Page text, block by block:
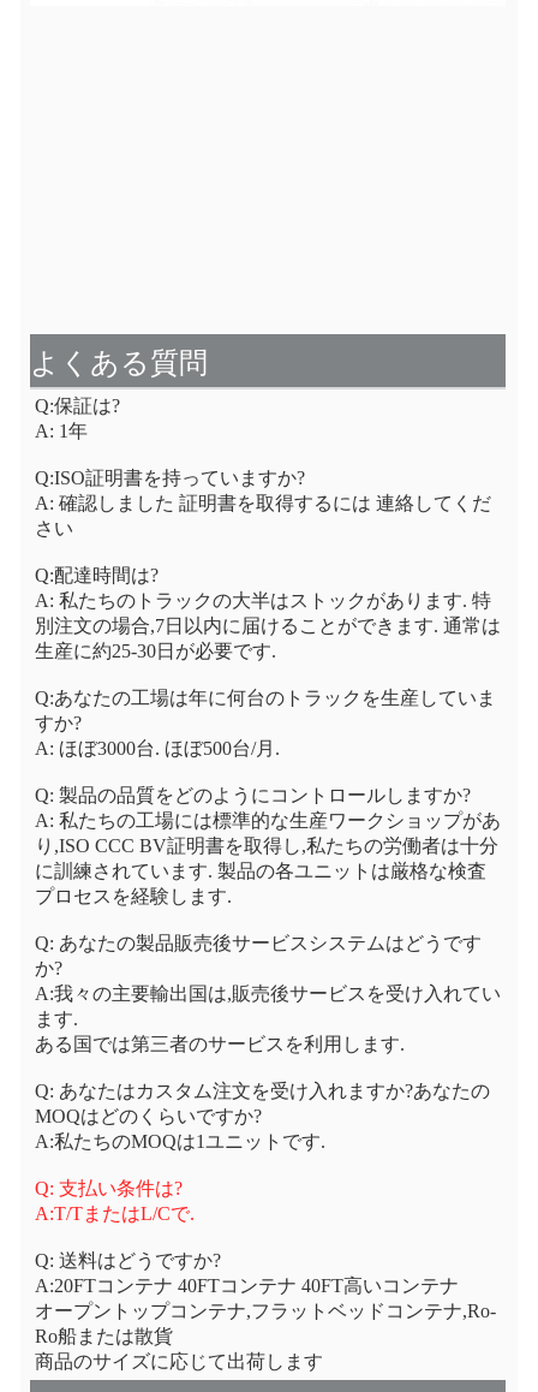
よくある質問
Q:保証は?
A: 1年
Q:ISO証明書を持っていますか?
A: 確認しました 証明書を取得するには 連絡してくだ
さい
Q:配達時間は?
A: 私たちのトラックの大半はストックがあります. 特
別注文の場合,7日以内に届けることができます. 通常は
生産に約25-30日が必要です.
Q:あなたの工場は年に何台のトラックを生産していま
すか?
A: ほぼ3000台. ほぼ500台/月.
Q: 製品の品質をどのようにコントロールしますか?
A: 私たちの工場には標準的な生産ワークショップがあ
り,ISO CCC BV証明書を取得し,私たちの労働者は十分
に訓練されています. 製品の各ユニットは厳格な検査
プロセスを経験します.
Q: あなたの製品販売後サービスシステムはどうです
か?
A:我々の主要輸出国は,販売後サービスを受け入れてい
ます.
ある国では第三者のサービスを利用します.
Q: あなたはカスタム注文を受け入れますか?あなたの
MOQはどのくらいですか?
A:私たちのMOQは1ユニットです.
Q: 支払い条件は?
A:T/TまたはL/Cで.
Q: 送料はどうですか?
A:20FTコンテナ 40FTコンテナ 40FT高いコンテナ
オープントップコンテナ,フラットベッドコンテナ,Ro-
Ro船または散貨
商品のサイズに応じて出荷します